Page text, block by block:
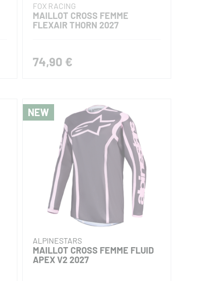
FOX RACING
MAILLOT CROSS FEMME
FLEXAIR THORN 2027
74,90 €
NEW
ALPINESTARS
MAILLOT CROSS FEMME FLUID
APEX V2 2027